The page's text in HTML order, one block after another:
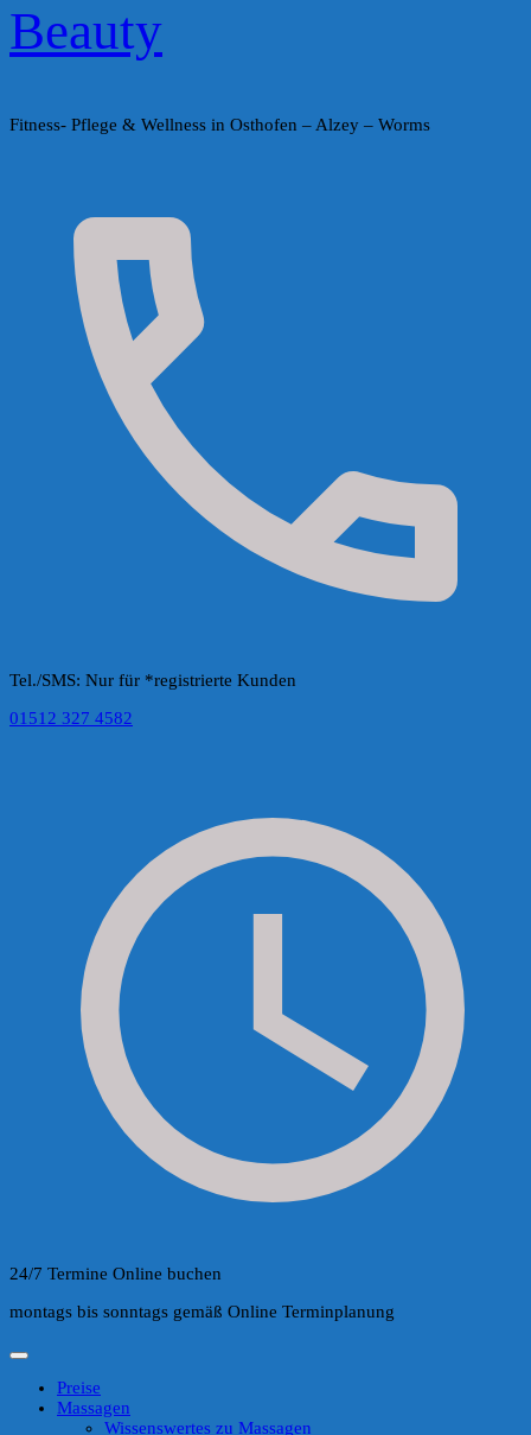
Beauty
Fitness- Pflege & Wellness in Osthofen – Alzey – Worms
Tel./SMS: Nur für *registrierte Kunden
01512 327 4582
24/7 Termine Online buchen
montags bis sonntags gemäß Online Terminplanung
Preise
Massagen
Wissenswertes zu Massagen